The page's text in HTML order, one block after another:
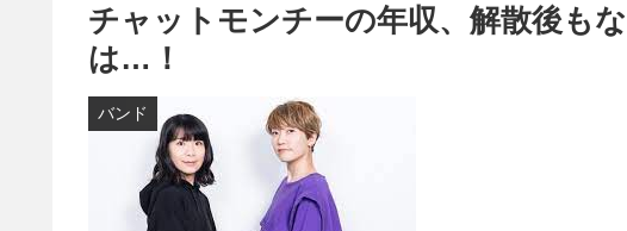
チャットモンチーの年収、解散後も
は…！
バンド